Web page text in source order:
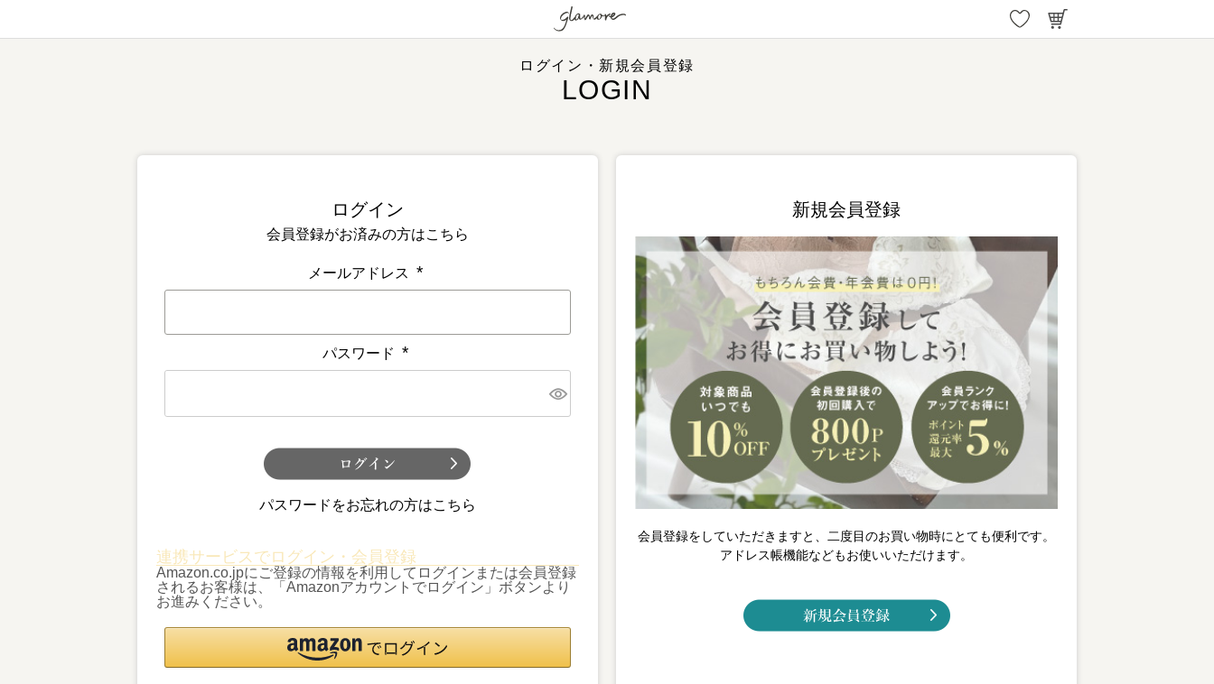
ログイン・新規会員登録
会員登録がお済みの方はこちら
メールアドレス
(
)
パスワード
(
パスワードをお忘れの方はこちら
連携サービスでログイン・会員登録
Amazon.co.jpにご登録の情報を利用してログインまたは会員登録
されるお客様は、「Amazonアカウントでログイン」ボタンより
お進みください。
会員登録をしていただきますと、二度目のお買い物時にとても便利です。
アドレス帳機能などもお使いいただけます。